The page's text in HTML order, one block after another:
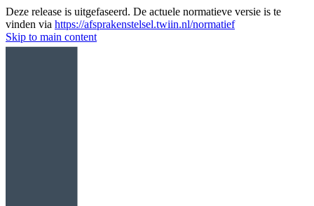
Deze release is uitgefaseerd. De actuele normatieve versie is te
vinden via https://afsprakenstelsel.twiin.nl/normatief
Skip to main content